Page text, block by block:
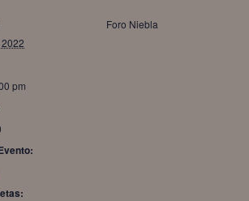
pm
Foro Niebla